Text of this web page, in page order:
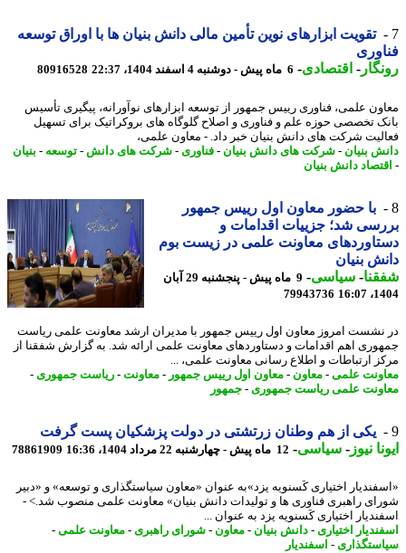
تقویت ابزارهای نوین تأمین مالی دانش بنیان ها با اوراق توسعه
-اقتصادی-6 ماه پیش - دوشنبه 4 اسفند 1404، 22:37 80916528
علمی، فناوری رییس جمهور از توسعه ابزارهای نوآورانه، پیگیری تأسیس
تخصصی حوزه علم و فناوری و اصلاح گلوگاه های بروکراتیک برای تسهیل
شرکت های دانش بنیان خبر داد. - معاون علمی،
بنیان-شرکت های دانش بنیان-فناوری- شرکت های دانش -توسعه-بنیان
دانش بنیان
با حضور معاون اول رییس جمهور
شد؛ جزییات اقدامات و
معاونت علمی در زیست بوم
بنیان
-سیاسی-
9 ماه پیش - پنجشنبه 29 آبان
79943736
امروز معاون اول رییس جمهور با مدیران ارشد معاونت علمی ریاست
اهم اقدامات و دستاوردهای معاونت علمی ارائه شد. به گزارش شفقنا از
ارتباطات و اطلاع رسانی معاونت علمی، ...
علمی-معاون-معاون اول رییس جمهور-معاونت-ریاست جمهوری-
علمی ریاست جمهوری- جمهور
یکی از هم وطنان زرتشتی در دولت پزشکیان پست گرفت
نیوز-سیاسی-12 ماه پیش - چهارشنبه 22 مرداد 1404، 16:36 78861909
اختیاری کَسنویه یزد»به عنوان «معاون سیاستگذاری و توسعه» و «دبیر
راهبری فناوری ها و تولیدات دانش بنیان» معاونت علمی منصوب شد.> -
اختیاری کَسنویه یزد به عنوان ...
اختیاری- دانش بنیان-معاون-شورای راهبری- معاونت علمی-
- اسفندیار